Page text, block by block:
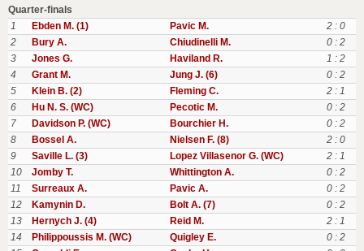
Quarter-finals
1
Ebden M. (1) Pavic M.
2 : 0
2
Bury A. Chiudinelli M.
0 : 2
3
Jones G. Haviland R.
1 : 2
4
Grant M. Jung J. (6)
0 : 2
5
Klein B. (2) Fleming C.
2 : 1
6
Hu N. S. (WC) Pecotic M.
0 : 2
7
Davidson P. (WC) Bourchier H.
0 : 2
8
Bossel A. Nielsen F. (8)
2 : 0
9
Saville L. (3) Lopez Villasenor G. (WC)
2 : 1
10
Jomby T. Whittington A.
0 : 2
11
Surreaux A. Pavic A.
0 : 2
12
Kamynin D. Bolt A. (7)
0 : 2
13
Hernych J. (4) Reid M.
2 : 1
14
Philippoussis M. (WC) Quigley E.
0 : 2